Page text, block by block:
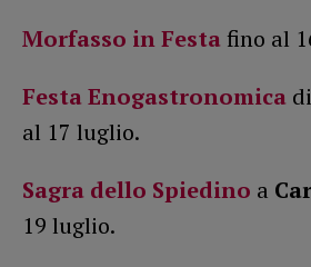
Morfasso in Festafino al
Festa Enogastronomica di
al 17 luglio.
Sagra dello Spiedino a
19 luglio.